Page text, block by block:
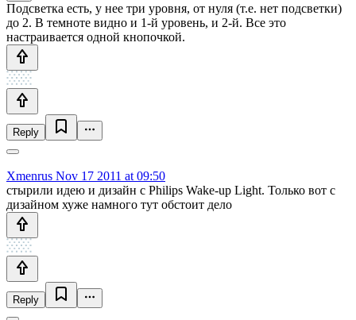
Подсветка есть, у нее три уровня, от нуля (т.е. нет подсветки)
до 2. В темноте видно и 1-й уровень, и 2-й. Все это
настраивается одной кнопочкой.
Reply
Xmenrus Nov 17 2011 at 09:50
стырили идею и дизайн с Philips Wake-up Light. Только вот с
дизайном хуже намного тут обстоит дело
Reply